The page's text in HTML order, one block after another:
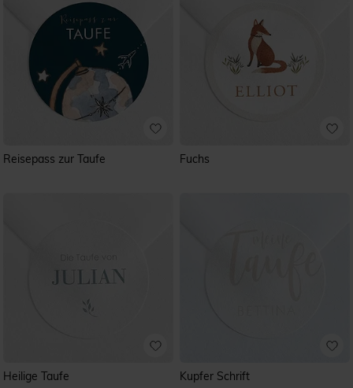
Reisepass zur Taufe Fuchs
Heilige Taufe Kupfer Schrift